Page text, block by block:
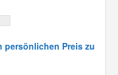
persönlichen Preis zu